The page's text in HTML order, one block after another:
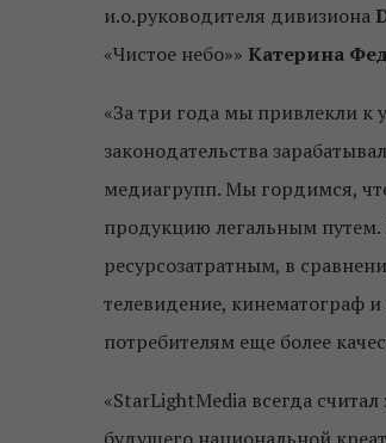
и.о.руководителя дивизиона
«Чистое небо»» Катерина
«За три года мы привлекли к
законодательства
медиагрупп. Мы гордимся,
продукцию легальным
ресурсозатратным, в
телевидение, кинематограф
потребителям еще более
«StarLightMedia всегда